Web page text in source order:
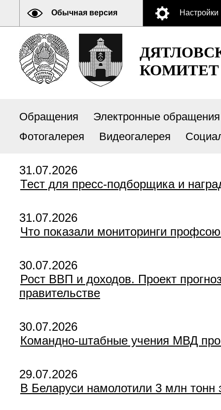
Обычная версия Настройки
КОМИТЕТ
Обращения
Электронные обращения
Фотогалерея
Видеогалерея
31.07.2026
Тест для пресс-подборщика и
31.07.2026
Что показали мониторинги
30.07.2026
Рост ВВП и доходов. Проект
правительстве
30.07.2026
Командно-штабные учения МВД
29.07.2026
В Беларуси намолотили 3 млн тонн